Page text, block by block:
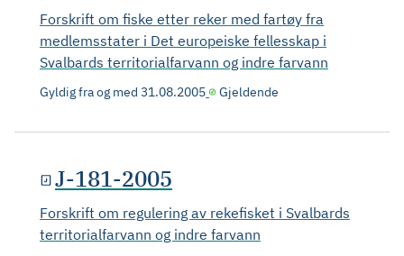
Forskrift om fiske etter reker med fartøy fra
medlemsstater i Det europeiske fellesskap i
Svalbards territorialfarvann og indre farvann
Gyldig fra og med 31.08.2005 Gjeldende
J-181-2005
Forskrift om regulering av rekefisket i Svalbards
territorialfarvann og indre farvann